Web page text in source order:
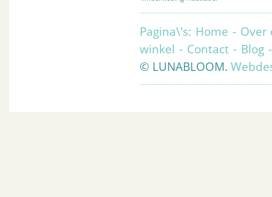
Pagina\'s: Home - Over
winkel - Contact - Blog
© LUNABLOOM.